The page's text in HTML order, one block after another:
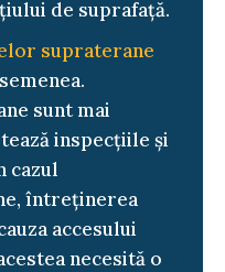
de suprafață.
supraterane
sunt mai
inspecțiile și
cazul
întreținerea
accesului
necesită o